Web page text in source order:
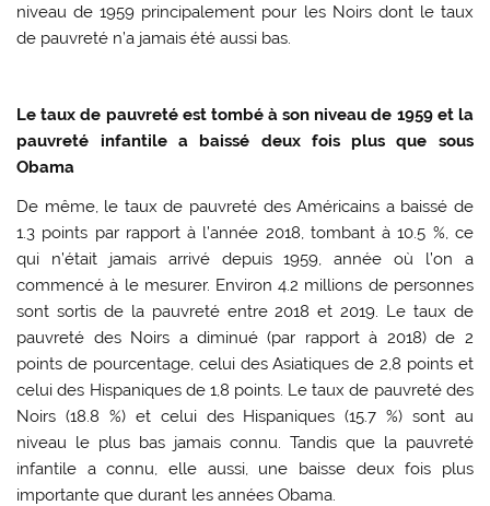
niveau de 1959 principalement pour les Noirs dont le taux
de pauvreté n’a jamais été aussi bas.
Le taux de pauvreté est tombé à son niveau de 1959 et la
pauvreté infantile a baissé deux fois plus que sous
Obama
De même, le taux de pauvreté des Américains a baissé de
1.3 points par rapport à l’année 2018, tombant à 10.5 %, ce
qui n’était jamais arrivé depuis 1959, année où l’on a
commencé à le mesurer. Environ 4.2 millions de personnes
sont sortis de la pauvreté entre 2018 et 2019. Le taux de
pauvreté des Noirs a diminué (par rapport à 2018) de 2
points de pourcentage, celui des Asiatiques de 2,8 points et
celui des Hispaniques de 1,8 points. Le taux de pauvreté des
Noirs (18.8 %) et celui des Hispaniques (15.7 %) sont au
niveau le plus bas jamais connu. Tandis que la pauvreté
infantile a connu, elle aussi, une baisse deux fois plus
importante que durant les années Obama.